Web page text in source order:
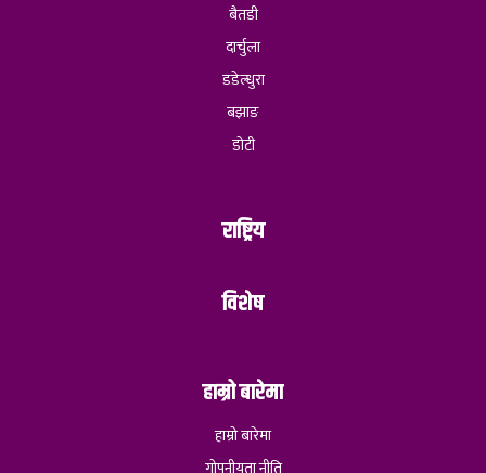
बैतडी
दार्चुला
डडेल्धुरा
बझाङ
डोटी
राष्ट्रिय
विशेष
हाम्रो बारेमा
हाम्रो बारेमा
गोपनीयता नीति